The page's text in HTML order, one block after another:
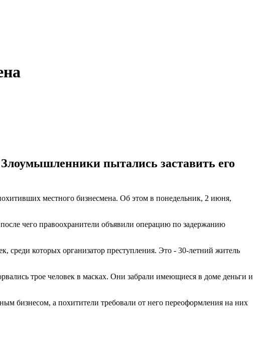
пытались заставить его
местного бизнесмена. Об этом в понедельник, 2 июня,
чего правоохранители объявили операцию по задержанию
среди которых организатор преступления. Это - 30-летний житель
трое человек в масках. Они забрали имеющиеся в доме деньги и
бизнесом, а похитители требовали от него переоформления на них